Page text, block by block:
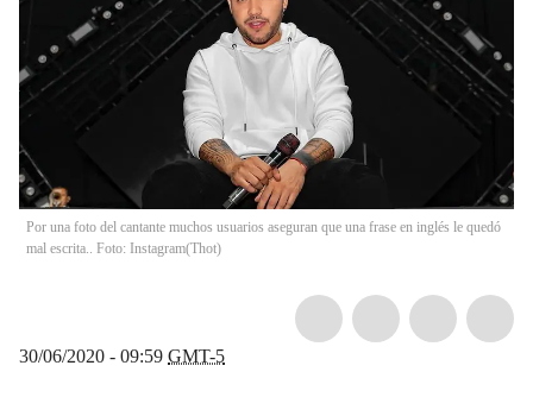
Por una foto del cantante muchos usuarios aseguran que una frase en inglés le quedó
mal escrita.. Foto: Instagram(Thot)
30/06/2020 - 09:59 GMT-5